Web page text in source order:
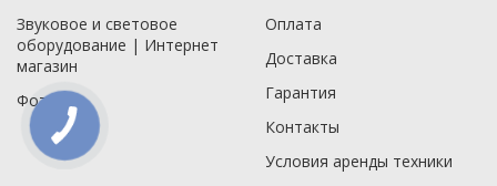
Звуковое и световое
оборудование | Интернет
магазин
Фото
Оплата
Доставка
Гарантия
Контакты
Условия аренды техники